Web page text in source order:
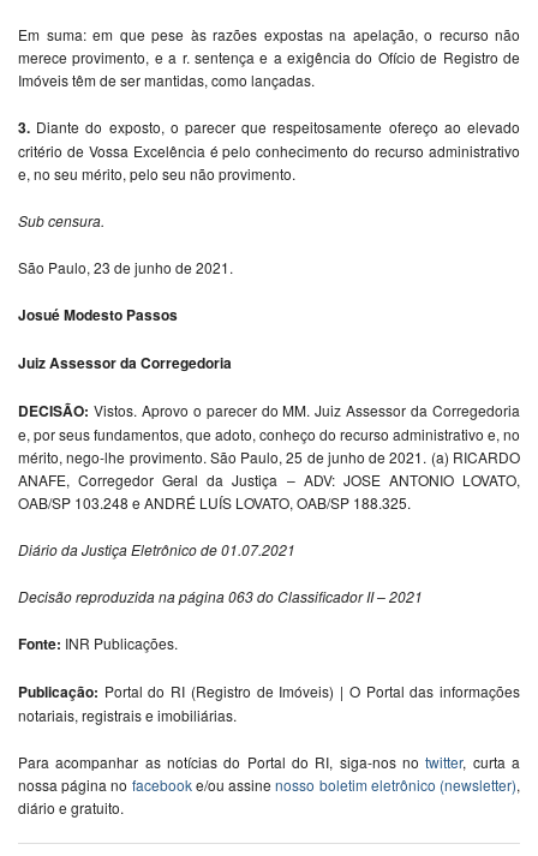
Em suma: em que pese às razões expostas na apelação, o recurso não
merece provimento, e a r. sentença e a exigência do Ofício de Registro de
Imóveis têm de ser mantidas, como lançadas.
3. Diante do exposto, o parecer que respeitosamente ofereço ao elevado
critério de Vossa Excelência é pelo conhecimento do recurso administrativo
e, no seu mérito, pelo seu não provimento.
Sub censura.
São Paulo, 23 de junho de 2021.
Josué Modesto Passos
Juiz Assessor da Corregedoria
DECISÃO: Vistos. Aprovo o parecer do MM. Juiz Assessor da Corregedoria
e, por seus fundamentos, que adoto, conheço do recurso administrativo e, no
mérito, nego-lhe provimento. São Paulo, 25 de junho de 2021. (a) RICARDO
ANAFE, Corregedor Geral da Justiça – ADV: JOSE ANTONIO LOVATO,
OAB/SP 103.248 e ANDRÉ LUÍS LOVATO, OAB/SP 188.325.
Diário da Justiça Eletrônico de 01.07.2021
Decisão reproduzida na página 063 do Classificador II – 2021
Fonte: INR Publicações.
Publicação: Portal do RI (Registro de Imóveis) | O Portal das informações
notariais, registrais e imobiliárias.
Para acompanhar as notícias do Portal do RI, siga-nos notwitter, curta a
nossa página no facebooke/ou assinenosso boletim eletrônico (newsletter),
diário e gratuito.